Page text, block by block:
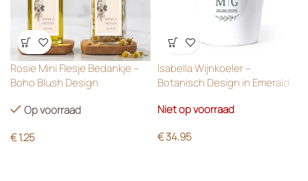
Wensenlijst
Rosie Mini Flesje Bedankje –
Boho Blush Design
Op voorraad
€1.25
Wensenlijst
Isabella Wijnkoeler –
Botanisch Design in Emerald
Niet op voorraad
€34.95